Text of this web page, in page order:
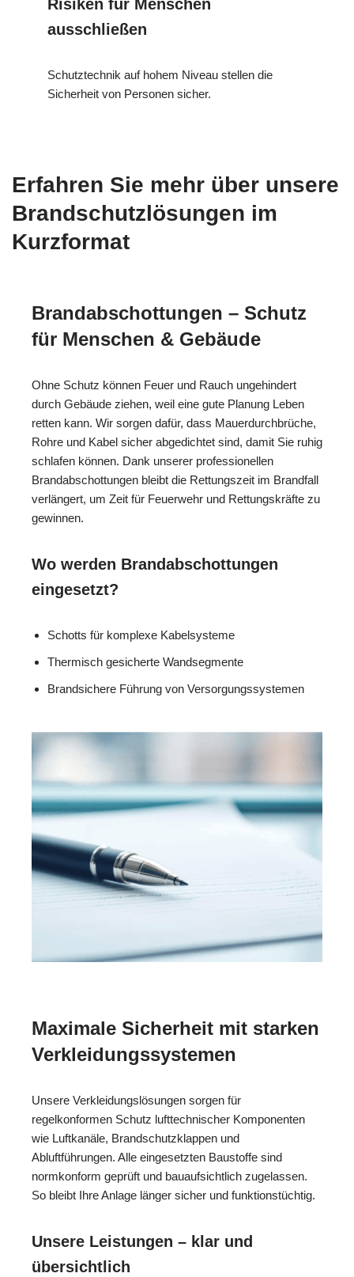
Risiken für Menschen
ausschließen
Schutztechnik auf hohem Niveau stellen die
Sicherheit von Personen sicher.
Erfahren Sie mehr über unsere
Brandschutzlösungen im
Kurzformat
Brandabschottungen – Schutz
für Menschen & Gebäude
Ohne Schutz können Feuer und Rauch ungehindert
durch Gebäude ziehen, weil eine gute Planung Leben
retten kann. Wir sorgen dafür, dass Mauerdurchbrüche,
Rohre und Kabel sicher abgedichtet sind, damit Sie ruhig
schlafen können. Dank unserer professionellen
Brandabschottungen bleibt die Rettungszeit im Brandfall
verlängert, um Zeit für Feuerwehr und Rettungskräfte zu
gewinnen.
Wo werden Brandabschottungen
eingesetzt?
Schotts für komplexe Kabelsysteme
Thermisch gesicherte Wandsegmente
Brandsichere Führung von Versorgungssystemen
Maximale Sicherheit mit starken
Verkleidungssystemen
Unsere Verkleidungslösungen sorgen für
regelkonformen Schutz lufttechnischer Komponenten
wie Luftkanäle, Brandschutzklappen und
Abluftführungen. Alle eingesetzten Baustoffe sind
normkonform geprüft und bauaufsichtlich zugelassen.
So bleibt Ihre Anlage länger sicher und funktionstüchtig.
Unsere Leistungen – klar und
übersichtlich